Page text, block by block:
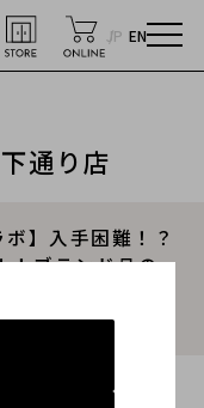
JP EN
通り店
】入手困難！？
！ブランド品の